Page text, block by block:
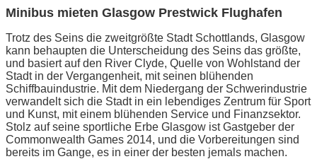
Minibus mieten Glasgow Prestwick Flughafen
Trotz des Seins die zweitgrößte Stadt Schottlands, Glasgow
kann behaupten die Unterscheidung des Seins das größte,
und basiert auf den River Clyde, Quelle von Wohlstand der
Stadt in der Vergangenheit, mit seinen blühenden
Schiffbauindustrie. Mit dem Niedergang der Schwerindustrie
verwandelt sich die Stadt in ein lebendiges Zentrum für Sport
und Kunst, mit einem blühenden Service und Finanzsektor.
Stolz auf seine sportliche Erbe Glasgow ist Gastgeber der
Commonwealth Games 2014, und die Vorbereitungen sind
bereits im Gange, es in einer der besten jemals machen.